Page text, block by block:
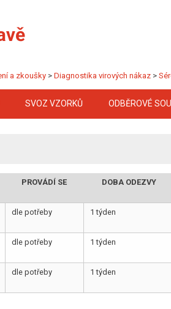
a zkoušky > Diagnostika virových nákaz >
SVOZ VZORKŮ ODBĚROVÉ
PROVÁDÍ SE DOBA ODEZVY
dle potřeby 1 týden
dle potřeby 1 týden
dle potřeby 1 týden